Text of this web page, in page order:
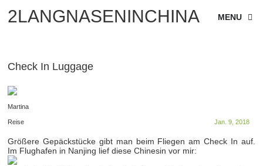
2LANGNASENINCHINA MENU
Check In Luggage
Martina
Jan. 9, 2018
Reise
Größere Gepäckstücke gibt man beim Fliegen am Check In auf.
Im Flughafen in Nanjing lief diese Chinesin vor mir: